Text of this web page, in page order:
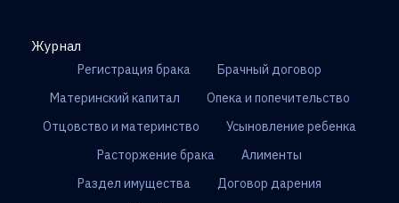
Журнал
Регистрация брака
Брачный договор
Материнский капитал
Опека и попечительство
Отцовство и материнство
Усыновление ребенка
Расторжение брака
Алименты
Раздел имущества
Договор дарения